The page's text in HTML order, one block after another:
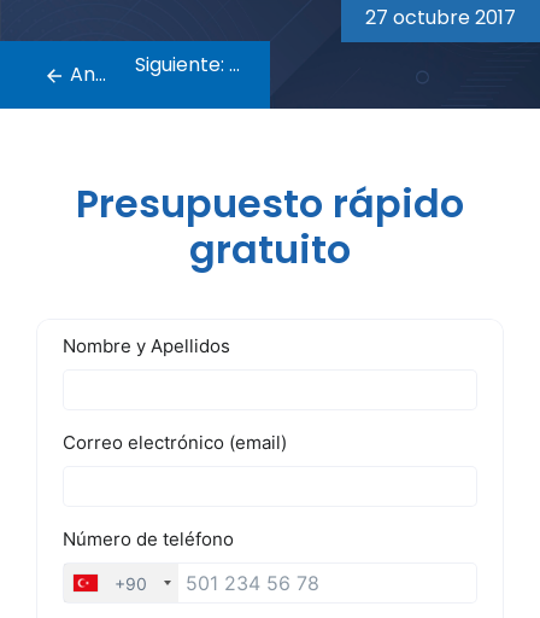
27 octubre 2017
de
entradas
Anterior: Siguiente:
Presupuesto rápido
gratuito